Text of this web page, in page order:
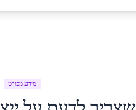
מידע מפורט